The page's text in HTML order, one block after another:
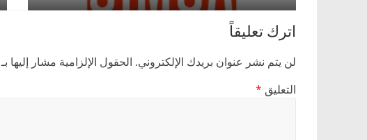
اترك تعليقاً
لن يتم نشر عنوان بريدك الإلكتروني. الحقول الإلزامية مشار إليها بـ
التعليق *